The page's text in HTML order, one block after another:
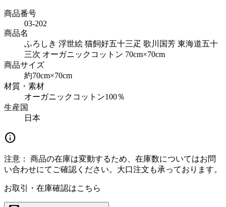
商品番号
03-202
商品名
ふろしき 浮世絵 猫飼好五十三疋 歌川国芳 東海道五十
三次 オーガニックコットン 70cm×70cm
商品サイズ
約70cm×70cm
材質・素材
オーガニックコットン100％
生産国
日本
info
注意：
商品の在庫は変動するため、在庫数についてはお問
い合わせにてご確認ください。大口注文も承っております。
お取引・在庫確認はこちら